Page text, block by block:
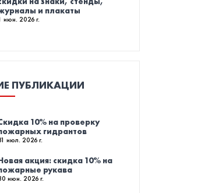
и плакаты
июн. 2026 г.
ПУБЛИКАЦИИ
10% на проверку
гидрантов
июл. 2026 г.
акция: скидка 10% на
рукава
июн. 2026 г.